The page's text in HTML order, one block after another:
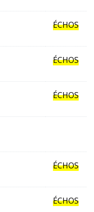
ÉCHOS
ÉCHOS
ÉCHOS
ÉCHOS
ÉCHOS